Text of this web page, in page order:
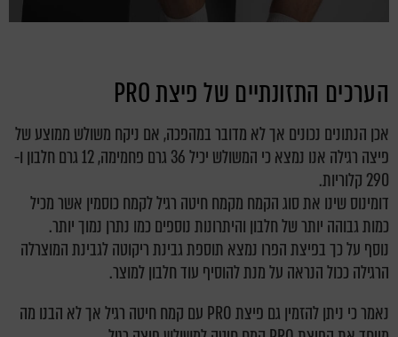
הערכים התזונתיים של פיצת PRO
אכן הנתונים נכונים אך לא מדובר במהפכה,אם ניקח משולש ממוצע של
פיצה רגילה אנו נמצא כי המשולש יכיל 36 גרם פחמימה, 12 גרם חלבון ו-
290 קלוריות.
דומינוס שינו את סוג הקמח מקמח חיטה רגיל לקמח כוסמין אשר מכיל
כמות גבוהה יותר של חלבון והיתרונות נוספים כמו נתרן נמוך יותר.
נוסף על כך בפיצת הפרו נמצא תוספת גבינת ריקוטה לגבינת המוצרלה
הרגילה ככול הנראה על מנת להוסיף עוד חלבון למוצר.
נאמר כי ניתן להזמין גם פיצת PRO עם קמח חיטה רגיל אך לא הבנו מה